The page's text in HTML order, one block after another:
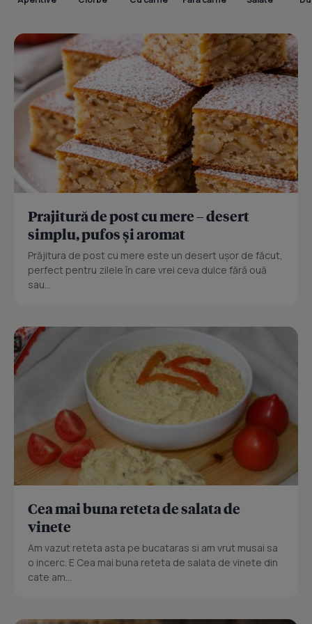
Prajitură de post cu mere – desert
simplu, pufos și aromat
Prăjitura de post cu mere este un desert ușor de făcut,
perfect pentru zilele în care vrei ceva dulce fără ouă
sau...
Cea mai buna reteta de salata de
vinete
Am vazut reteta asta pe bucataras si am vrut musai sa
o incerc. E Cea mai buna reteta de salata de vinete din
cate am...